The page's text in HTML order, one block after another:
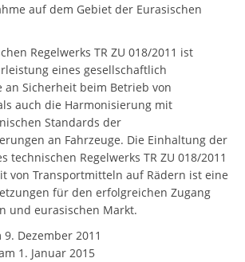
auf dem Gebiet der Eurasischen
Regelwerks TR ZU 018/2011 ist
eines gesellschaftlich
an Sicherheit beim Betrieb von
auch die Harmonisierung mit
Standards der
an Fahrzeuge. Die Einhaltung der
technischen Regelwerks TR ZU 018/2011
von Transportmitteln auf Rädern ist eine
für den erfolgreichen Zugang
und eurasischen Markt.
9. Dezember 2011
1. Januar 2015